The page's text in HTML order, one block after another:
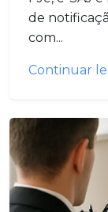
de
com...
Continuar